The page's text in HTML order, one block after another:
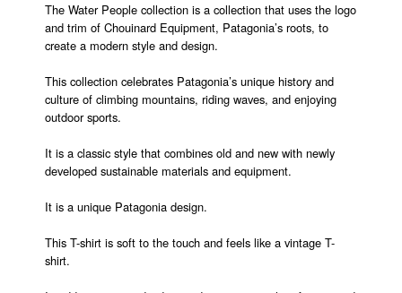
The Water People collection is a collection that uses the logo
and trim of Chouinard Equipment, Patagonia’s roots, to
create a modern style and design.
This collection celebrates Patagonia’s unique history and
culture of climbing mountains, riding waves, and enjoying
outdoor sports.
It is a classic style that combines old and new with newly
developed sustainable materials and equipment.
It is a unique Patagonia design.
This T-shirt is soft to the touch and feels like a vintage T-
shirt.